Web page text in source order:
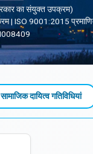
का संयुक्त उपक्रम)
| ISO 9001:2015
दायित्‍व ग‍तिविधियां